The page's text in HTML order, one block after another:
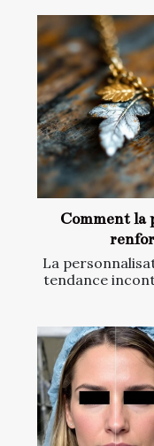
Comment la
La
tendance